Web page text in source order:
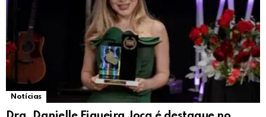
Notícias